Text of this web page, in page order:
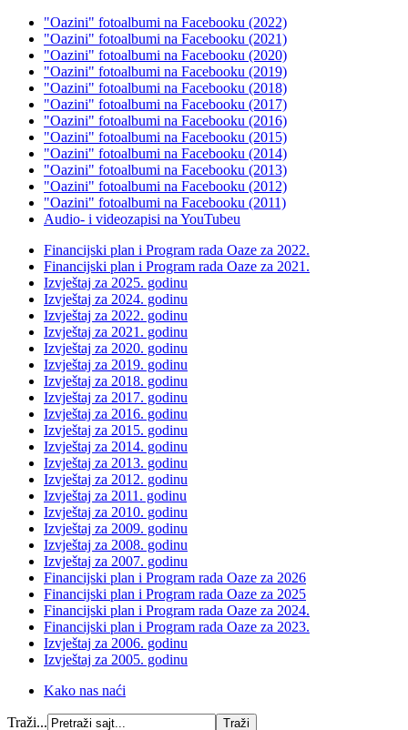
"Oazini" fotoalbumi na Facebooku (2022)
"Oazini" fotoalbumi na Facebooku (2021)
"Oazini" fotoalbumi na Facebooku (2020)
"Oazini" fotoalbumi na Facebooku (2019)
"Oazini" fotoalbumi na Facebooku (2018)
"Oazini" fotoalbumi na Facebooku (2017)
"Oazini" fotoalbumi na Facebooku (2016)
"Oazini" fotoalbumi na Facebooku (2015)
"Oazini" fotoalbumi na Facebooku (2014)
"Oazini" fotoalbumi na Facebooku (2013)
"Oazini" fotoalbumi na Facebooku (2012)
"Oazini" fotoalbumi na Facebooku (2011)
Audio- i videozapisi na YouTubeu
Financijski plan i Program rada Oaze za 2022.
Financijski plan i Program rada Oaze za 2021.
Izvještaj za 2025. godinu
Izvještaj za 2024. godinu
Izvještaj za 2022. godinu
Izvještaj za 2021. godinu
Izvještaj za 2020. godinu
Izvještaj za 2019. godinu
Izvještaj za 2018. godinu
Izvještaj za 2017. godinu
Izvještaj za 2016. godinu
Izvještaj za 2015. godinu
Izvještaj za 2014. godinu
Izvještaj za 2013. godinu
Izvještaj za 2012. godinu
Izvještaj za 2011. godinu
Izvještaj za 2010. godinu
Izvještaj za 2009. godinu
Izvještaj za 2008. godinu
Izvještaj za 2007. godinu
Financijski plan i Program rada Oaze za 2026
Financijski plan i Program rada Oaze za 2025
Financijski plan i Program rada Oaze za 2024.
Financijski plan i Program rada Oaze za 2023.
Izvještaj za 2006. godinu
Izvještaj za 2005. godinu
Kako nas naći
Traži...